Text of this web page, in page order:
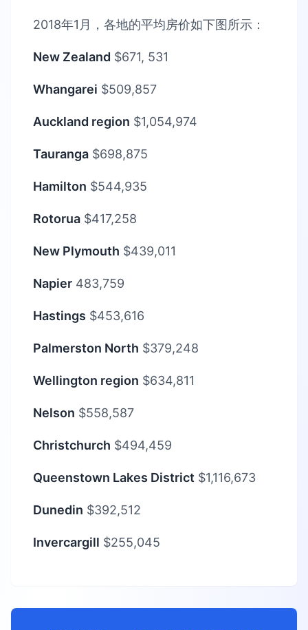
2018年1月，各地的平均房价如下图所示：
New Zealand $671, 531
Whangarei $509,857
Auckland region $1,054,974
Tauranga $698,875
Hamilton $544,935
Rotorua $417,258
New Plymouth $439,011
Napier 483,759
Hastings $453,616
Palmerston North $379,248
Wellington region $634,811
Nelson $558,587
Christchurch $494,459
Queenstown Lakes District $1,116,673
Dunedin $392,512
Invercargill $255,045